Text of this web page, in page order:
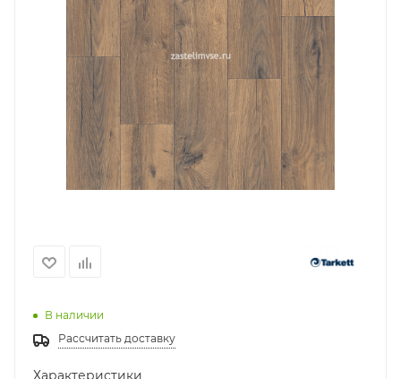
В наличии
Рассчитать доставку
Характеристики